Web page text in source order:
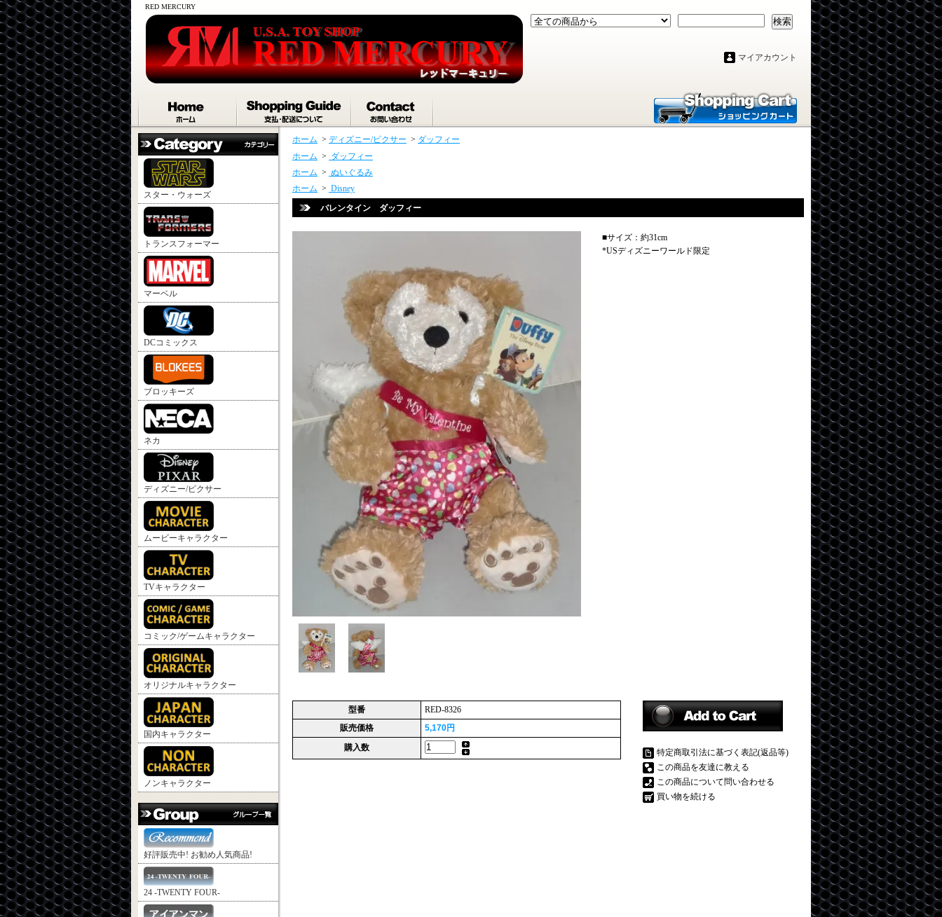
RED MERCURY
検索
マイアカウント
スター・ウォーズ
トランスフォーマー
マーベル
DCコミックス
ブロッキーズ
ネカ
ディズニー/ピクサー
ムービーキャラクター
TVキャラクター
コミック/ゲームキャラクター
オリジナルキャラクター
国内キャラクター
ノンキャラクター
好評販売中! お勧め人気商品!
24 -TWENTY FOUR-
ホーム > ディズニー/ピクサー > ダッフィー
ホーム > ダッフィー
ホーム > ぬいぐるみ
ホーム > Disney
バレンタイン ダッフィー
■サイズ：約31cm
*USディズニーワールド限定
型番
RED-8326
販売価格
5,170円
購入数
特定商取引法に基づく表記(返品等)
この商品を友達に教える
この商品について問い合わせる
買い物を続ける